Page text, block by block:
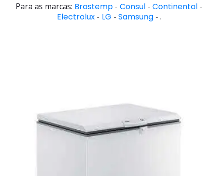
Para as marcas: Brastemp - Consul - Continental -
Electrolux- LG - Samsung- .